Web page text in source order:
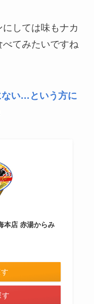
しては味もナカ
てみたいですね
ない…という方に
本店 赤湯からみ